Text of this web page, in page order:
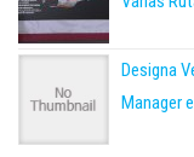
Designa
Manager